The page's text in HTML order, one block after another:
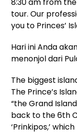
tour. Our
you to Princes’
Hari ini Anda
menonjol dari
The biggest
The Prince’s
“the Grand
back to the 6th
‘Prinkipos,’